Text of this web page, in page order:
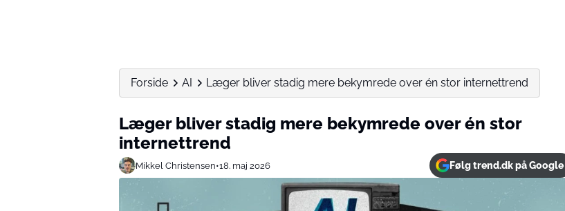
Forside AI Læger bliver stadig mere bekymrede over én stor internettrend
Læger bliver stadig mere bekymrede over én stor
internettrend
Mikkel Christensen•18. maj 2026 Følg trend.dk på Google